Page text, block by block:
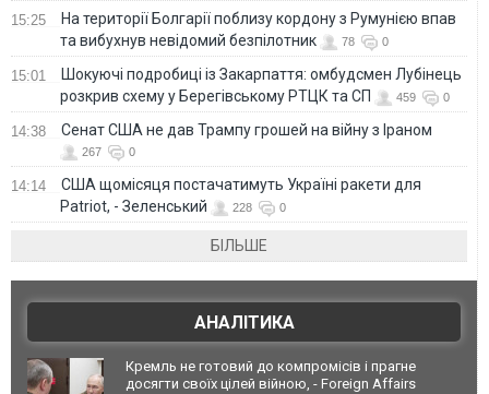
15:25
На території Болгарії поблизу кордону з Румунією впав
та вибухнув невідомий безпілотник
78 0
15:01
Шокуючі подробиці із Закарпаття: омбудсмен Лубінець
розкрив схему у Берегівському РТЦК та СП
459 0
14:38 Сенат США не дав Трампу грошей на війну з Іраном
267 0
14:14
США щомісяця постачатимуть Україні ракети для
Patriot, - Зеленський
228 0
БІЛЬШЕ
АНАЛІТИКА
Кремль не готовий до компромісів і прагне
досягти своїх цілей війною, - Foreign Affairs